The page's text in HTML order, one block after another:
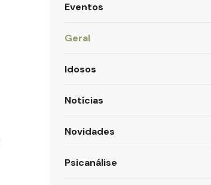
Eventos
Geral
Idosos
Notícias
Novidades
Psicanálise